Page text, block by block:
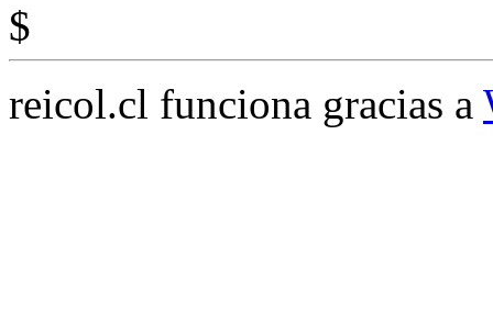
$
reicol.cl funciona gracias a